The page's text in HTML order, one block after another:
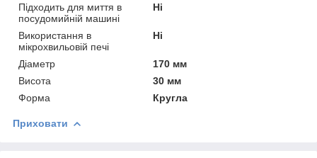
Підходить для миття в
посудомийній машині
Ні
Використання в
мікрохвильовій печі
Ні
Діаметр
170 мм
Висота
30 мм
Форма
Кругла
Приховати